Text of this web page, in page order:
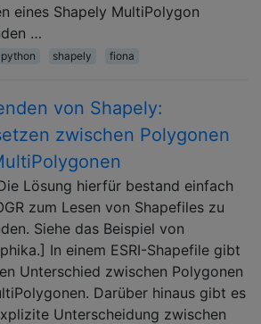
eines Shapely MultiPolygon
…
python shapely fiona
von Shapely:
zwischen Polygonen
Lösung hierfür bestand einfach
zum Lesen von Shapefiles zu
Siehe das Beispiel von
In einem ESRI-Shapefile gibt
Unterschied zwischen Polygonen
Darüber hinaus gibt es
Unterscheidung zwischen